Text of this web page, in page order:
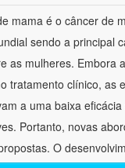
mama é o câncer de
sendo a principal
as mulheres. Embora
tratamento clínico, as
a uma baixa
Portanto, novas
O